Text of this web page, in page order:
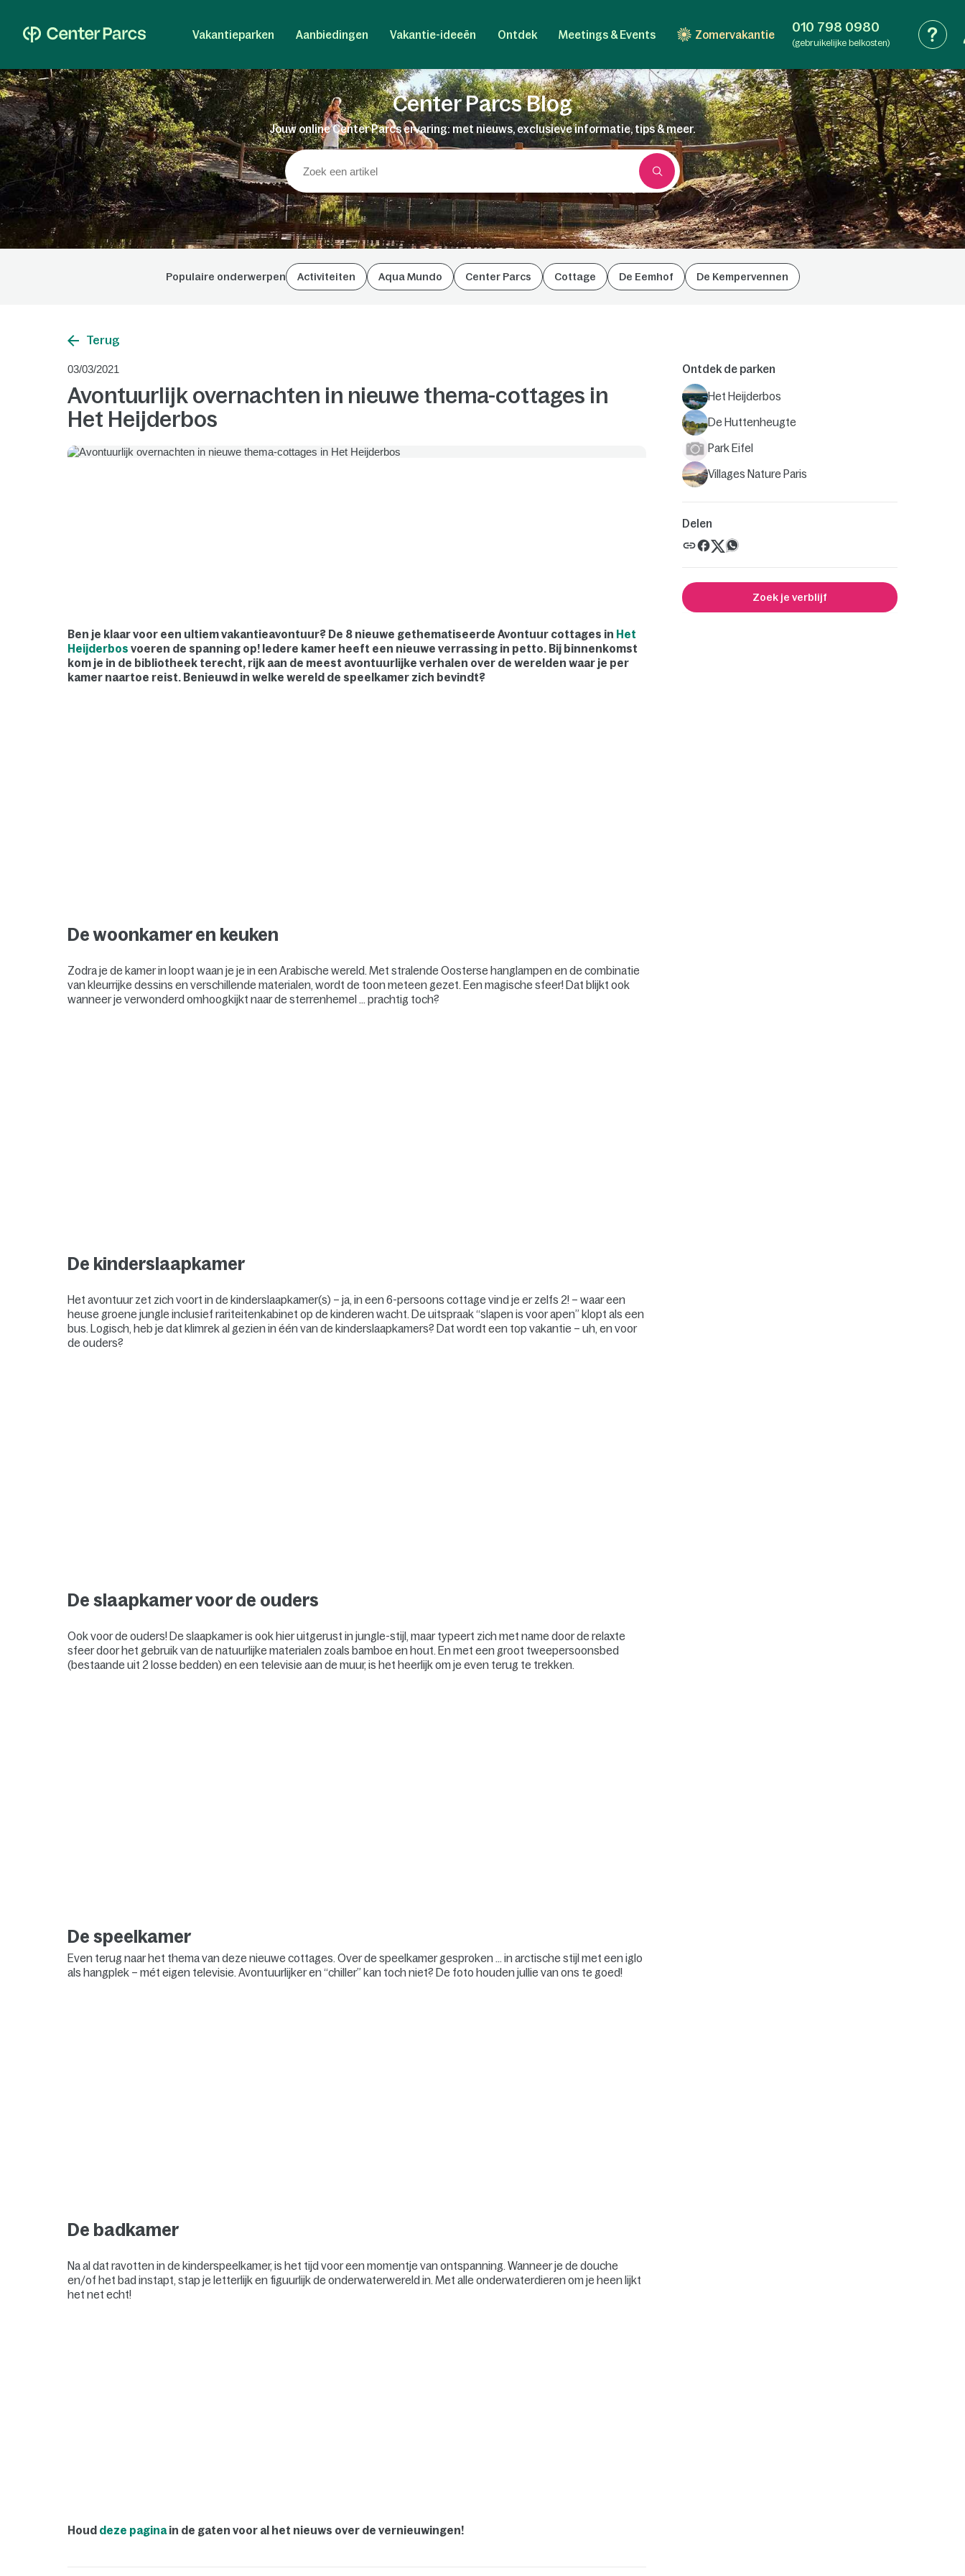
Vakantieparken Aanbiedingen Vakantie-ideeën Ontdek Meetings & Events Zomervakantie 010 798 0980
(gebruikelijke belkosten)
Center Parcs Blog
Jouw online Center Parcs ervaring: met nieuws, exclusieve informatie, tips & meer.
Populaire onderwerpen Activiteiten Aqua Mundo Center Parcs Cottage De Eemhof De Kempervennen
Terug
03/03/2021
Avontuurlijk overnachten in nieuwe thema-cottages in
Het Heijderbos
Ben je klaar voor een ultiem vakantieavontuur? De 8 nieuwe gethematiseerde Avontuur cottages in Het
Heijderbos voeren de spanning op! Iedere kamer heeft een nieuwe verrassing in petto. Bij binnenkomst
kom je in de bibliotheek terecht, rijk aan de meest avontuurlijke verhalen over de werelden waar je per
kamer naartoe reist. Benieuwd in welke wereld de speelkamer zich bevindt?
De woonkamer en keuken
Zodra je de kamer in loopt waan je je in een Arabische wereld. Met stralende Oosterse hanglampen en de combinatie
van kleurrijke dessins en verschillende materialen, wordt de toon meteen gezet. Een magische sfeer! Dat blijkt ook
wanneer je verwonderd omhoogkijkt naar de sterrenhemel … prachtig toch?
De kinderslaapkamer
Het avontuur zet zich voort in de kinderslaapkamer(s) – ja, in een 6-persoons cottage vind je er zelfs 2! – waar een
heuse groene jungle inclusief rariteitenkabinet op de kinderen wacht. De uitspraak “slapen is voor apen” klopt als een
bus. Logisch, heb je dat klimrek al gezien in één van de kinderslaapkamers? Dat wordt een top vakantie – uh, en voor
de ouders?
De slaapkamer voor de ouders
Ook voor de ouders! De slaapkamer is ook hier uitgerust in jungle-stijl, maar typeert zich met name door de relaxte
sfeer door het gebruik van de natuurlijke materialen zoals bamboe en hout. En met een groot tweepersoonsbed
(bestaande uit 2 losse bedden) en een televisie aan de muur, is het heerlijk om je even terug te trekken.
De speelkamer
Even terug naar het thema van deze nieuwe cottages. Over de speelkamer gesproken … in arctische stijl met een iglo
als hangplek – mét eigen televisie. Avontuurlijker en “chiller” kan toch niet? De foto houden jullie van ons te goed!
De badkamer
Na al dat ravotten in de kinderspeelkamer, is het tijd voor een momentje van ontspanning. Wanneer je de douche
en/of het bad instapt, stap je letterlijk en figuurlijk de onderwaterwereld in. Met alle onderwaterdieren om je heen lijkt
het net echt!
Houd deze paginain de gaten voor al het nieuws over de vernieuwingen!
Ontdek de parken
Het Heijderbos
De Huttenheugte
Park Eifel
Villages Nature Paris
Delen
Zoek je verblijf